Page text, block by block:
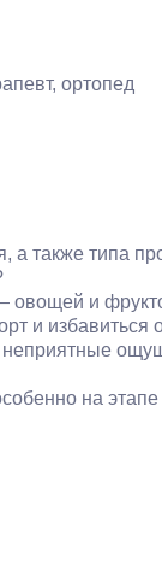
ортопед
а также типа
и
и
неприятные
на